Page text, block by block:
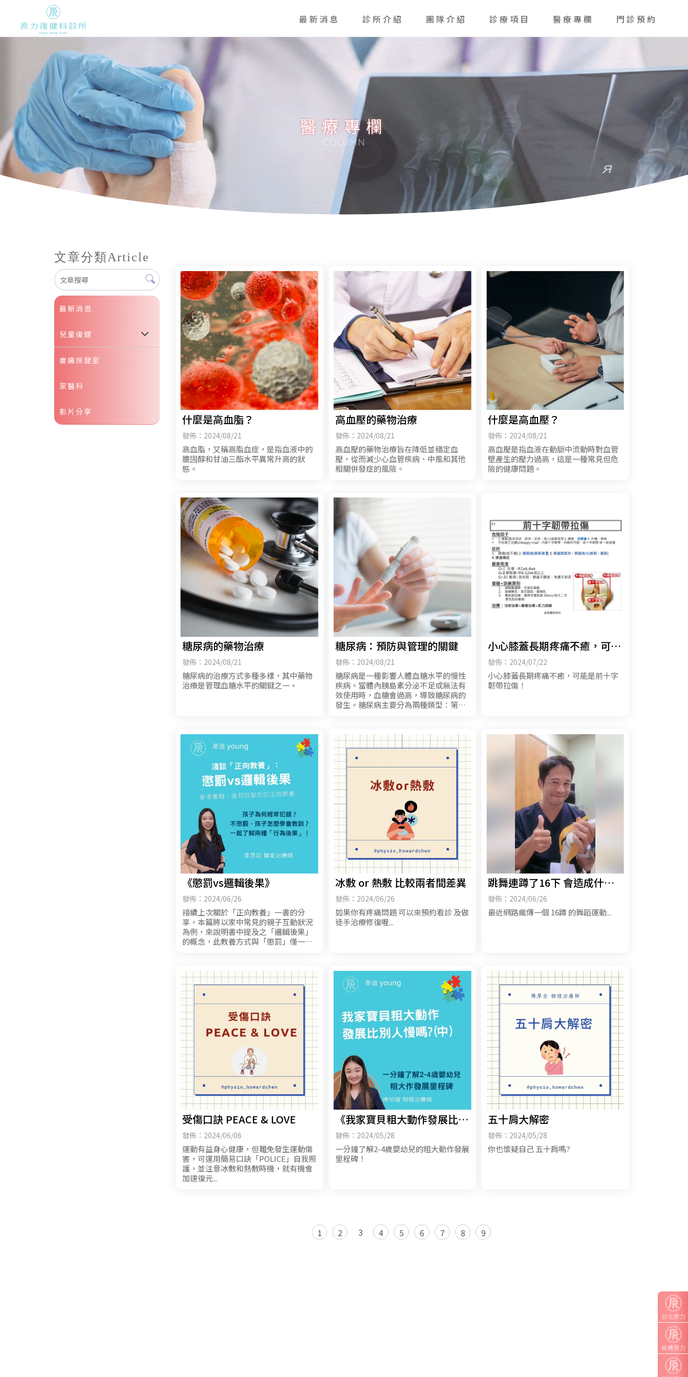
最新消息 診所介紹 團隊介紹 診療項目 醫療專欄 門診預約
醫療專欄
文章分類Article
最新消息
兒童復健
痠痛保健室
家醫科
影片分享
什麼是高血脂？
發佈：2024/08/21
高血脂，又稱高脂血症，是指血液中的
膽固醇和甘油三酯水平異常升高的狀
態。
高血壓的藥物治療
發佈：2024/08/21
高血壓的藥物治療旨在降低並穩定血
壓，從而減少心血管疾病、中風和其他
相關併發症的風險。
什麼是高血壓？
發佈：2024/08/21
高血壓是指血液在動脈中流動時對血管
壁產生的壓力過高，這是一種常見但危
險的健康問題。
糖尿病的藥物治療
發佈：2024/08/21
糖尿病的治療方式多種多樣，其中藥物
治療是管理血糖水平的關鍵之一。
糖尿病：預防與管理的關鍵
發佈：2024/08/21
糖尿病是一種影響人體血糖水平的慢性
疾病。當體內胰島素分泌不足或無法有
效使用時，血糖會過高，導致糖尿病的
發生。糖尿病主要分為兩種類型：第一
小心膝蓋長期疼痛不癒，可能
是前十字韌帶拉傷！
發佈：2024/07/22
小心膝蓋長期疼痛不癒，可能是前十字
韌帶拉傷！
《懲罰vs邏輯後果》
發佈：2024/06/26
接續上次關於「正向教養」一書的分
享，本篇將以家中常見的親子互動狀況
為例，來說明書中提及之「邏輯後果」
的概念，此教養方式與「懲罰」僅一線
冰敷 or 熱敷 比較兩者間差異
發佈：2024/06/26
如果你有疼痛問題 可以來預約看診 及做
徒手治療修復喔...
跳舞連蹲了16下 會造成什麼
憾事呢？ 快來看看
發佈：2024/06/26
最近網路瘋傳一個 16蹲 的舞蹈運動...
受傷口訣 PEACE & LOVE
發佈：2024/06/06
運動有益身心健康，但難免發生運動傷
害，可運用簡易口訣「POLICE」自我照
護，並注意冰敷和熱敷時機，就有機會
加速復元...
《我家寶貝粗大動作發展比別
人慢嗎？》（中）
發佈：2024/05/28
一分鐘了解2-4歲嬰幼兒的粗大動作發展
里程碑！
五十肩大解密
發佈：2024/05/28
你也懷疑自己 五十肩嗎?
1 2 3 4 5 6 7 8 9